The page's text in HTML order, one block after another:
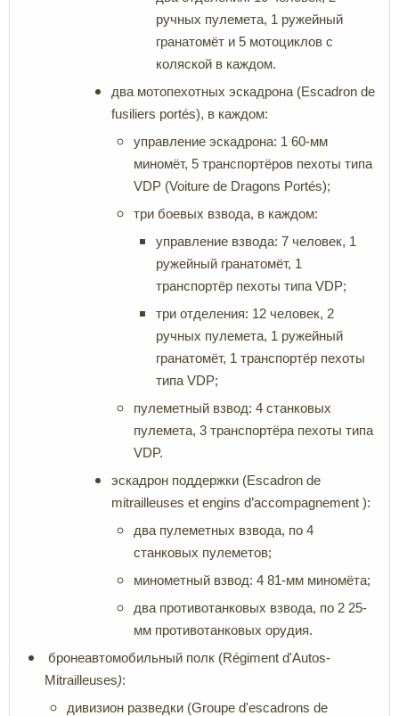
ручных пулемета, 1 ружейный
гранатомёт и 5 мотоциклов с
коляской в каждом.
два мотопехотных эскадрона (Escadron de
fusiliers portés), в каждом:
управление эскадрона: 1 60-мм
миномёт, 5 транспортёров пехоты типа
VDP (Voiture de Dragons Portés);
три боевых взвода, в каждом:
управление взвода: 7 человек, 1
ружейный гранатомёт, 1
транспортёр пехоты типа VDP;
три отделения: 12 человек, 2
ручных пулемета, 1 ружейный
гранатомёт, 1 транспортёр пехоты
типа VDP;
пулеметный взвод: 4 станковых
пулемета, 3 транспортёра пехоты типа
VDP.
эскадрон поддержки (Escadron de
mitrailleuses et engins d’accompagnement ):
два пулеметных взвода, по 4
станковых пулеметов;
минометный взвод: 4 81-мм миномёта;
два противотанковых взвода, по 2 25-
мм противотанковых орудия.
бронеавтомобильный полк (Régiment d'Autos-
Mitrailleuses):
дивизион разведки (Groupe d'escadrons de